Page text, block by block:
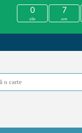
0
zile
7
ore